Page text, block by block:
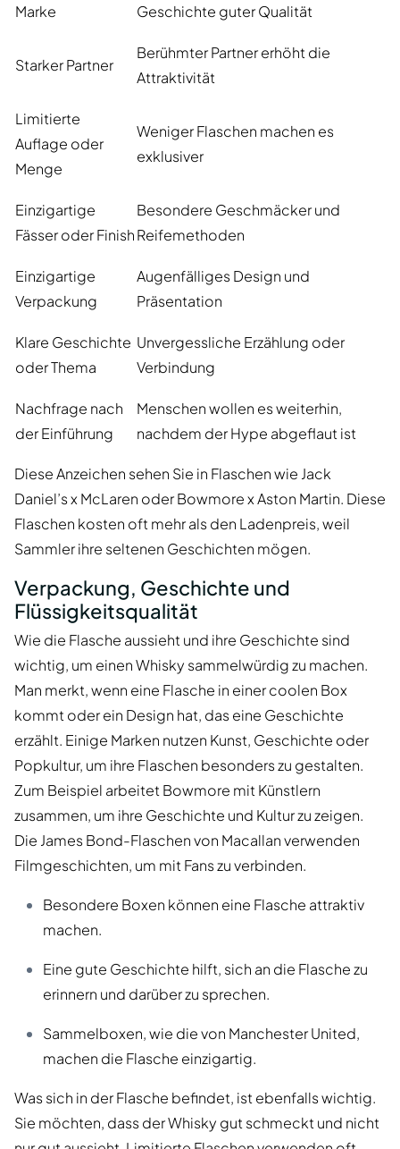
Marke
Geschichte guter Qualität
Starker Partner
Berühmter Partner erhöht die
Attraktivität
Limitierte
Auflage oder
Menge
Weniger Flaschen machen es
exklusiver
Einzigartige
Fässer oder Finish
Besondere Geschmäcker und
Reifemethoden
Einzigartige
Verpackung
Augenfälliges Design und
Präsentation
Klare Geschichte
oder Thema
Unvergessliche Erzählung oder
Verbindung
Nachfrage nach
der Einführung
Menschen wollen es weiterhin,
nachdem der Hype abgeflaut ist
Diese Anzeichen sehen Sie in Flaschen wie Jack
Daniel’s x McLaren oder Bowmore x Aston Martin. Diese
Flaschen kosten oft mehr als den Ladenpreis, weil
Sammler ihre seltenen Geschichten mögen.
Verpackung, Geschichte und
Flüssigkeitsqualität
Wie die Flasche aussieht und ihre Geschichte sind
wichtig, um einen Whisky sammelwürdig zu machen.
Man merkt, wenn eine Flasche in einer coolen Box
kommt oder ein Design hat, das eine Geschichte
erzählt. Einige Marken nutzen Kunst, Geschichte oder
Popkultur, um ihre Flaschen besonders zu gestalten.
Zum Beispiel arbeitet Bowmore mit Künstlern
zusammen, um ihre Geschichte und Kultur zu zeigen.
Die James Bond-Flaschen von Macallan verwenden
Filmgeschichten, um mit Fans zu verbinden.
Besondere Boxen können eine Flasche attraktiv
machen.
Eine gute Geschichte hilft, sich an die Flasche zu
erinnern und darüber zu sprechen.
Sammelboxen, wie die von Manchester United,
machen die Flasche einzigartig.
Was sich in der Flasche befindet, ist ebenfalls wichtig.
Sie möchten, dass der Whisky gut schmeckt und nicht